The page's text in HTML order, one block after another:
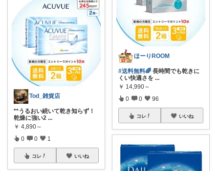
Tod_雑貨店
**うるおい続いて乾き知らず！
乾燥に強い2 ...
￥ 4,890～
0 0 1
コレ いいね
ほーりROOM
#送料無料🌈 長時間でも乾きに
くい快適さを ...
￥ 14,990～
0 0 96
コレ いいね